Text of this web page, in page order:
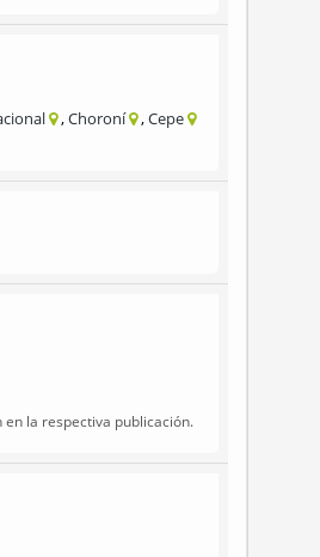
Choroní
Cepe
la respectiva publicación.